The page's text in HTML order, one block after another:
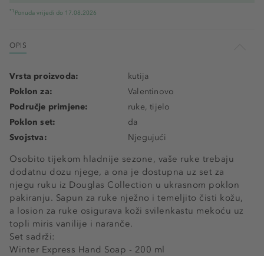
*1 Ponuda vrijedi do 17.08.2026
OPIS
Osobito tijekom hladnije sezone, vaše ruke trebaju
dodatnu dozu njege, a ona je dostupna uz set za
njegu ruku iz Douglas Collection u ukrasnom poklon
pakiranju. Sapun za ruke nježno i temeljito čisti kožu,
a losion za ruke osigurava koži svilenkastu mekoću uz
topli miris vanilije i naranče.
Set sadrži:
Winter Express Hand Soap - 200 ml
Vrsta proizvoda:
kutija
Poklon za:
Valentinovo
Područje primjene:
ruke, tijelo
Poklon set:
da
Svojstva:
Njegujući